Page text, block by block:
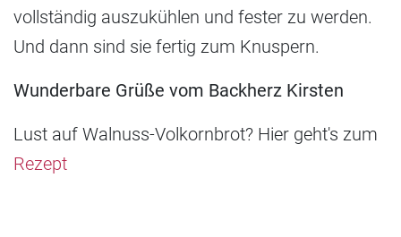
vollständig auszukühlen und fester zu werden.
Und dann sind sie fertig zum Knuspern.
Wunderbare Grüße vom Backherz Kirsten
Lust auf Walnuss-Volkornbrot? Hier geht's zum
Rezept